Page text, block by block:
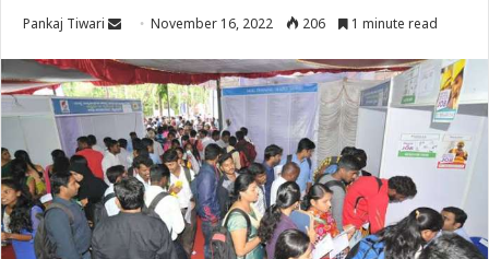
Pankaj Tiwari
Send
email
November 16, 2022 206 1 minute read